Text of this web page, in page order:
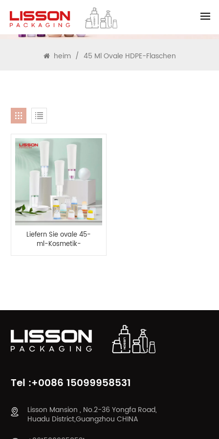
SUCHEN
heim / 45 Ml Ovale HDPE-Flaschen
Liefern Sie ovale 45-
ml-Kosmetik-
Hautpflegeflaschen
Tel :+0086 15099958531
Lisson Mansion , No.2-36 Yongfa Road,
Huadu District,Guangzhou CHINA